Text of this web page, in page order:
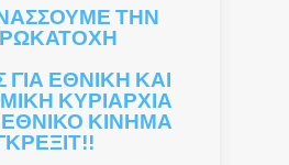
ΤΗΝ
ΕΘΝΙΚΗ ΚΑΙ
ΚΥΡΙΑΡΧΙΑ
ΚΙΝΗΜΑ